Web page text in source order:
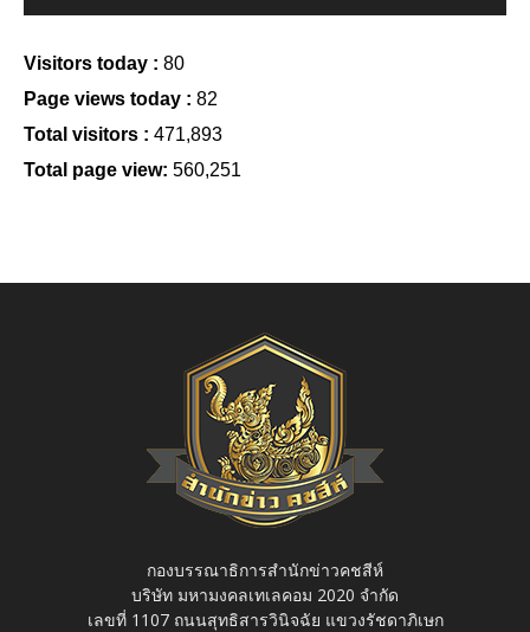
Visitors today : 80
Page views today : 82
Total visitors : 471,893
Total page view: 560,251
กองบรรณาธิการสำนักข่าวคชสีห์
บริษัท มหามงคลเทเลคอม 2020 จำกัด
เลขที่ 1107 ถนนสุทธิสารวินิจฉัย แขวงรัชดาภิเษก